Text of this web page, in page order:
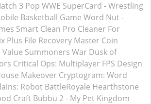
3 Pop WWE SuperCard - Wrestling
Basketball Game Word Nut -
Smart Clean Pro Cleaner For
Plus File Recovery Master Coin
Summoners War Dusk of
Critical Ops: Multiplayer FPS Design
Makeover Cryptogram: Word
Robot BattleRoyale Hearthstone
Craft Bubbu 2 - My Pet Kingdom